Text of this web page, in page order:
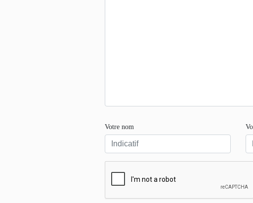
Votre nom